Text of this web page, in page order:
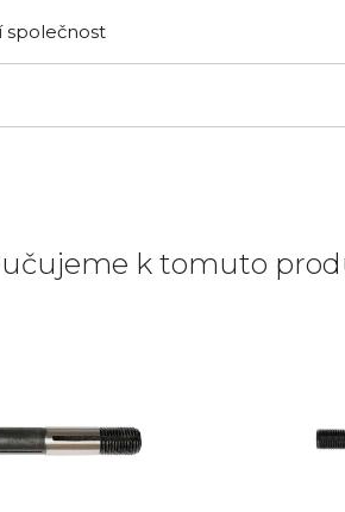
společnost
k tomuto